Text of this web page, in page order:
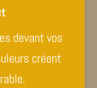
devant vos
créent